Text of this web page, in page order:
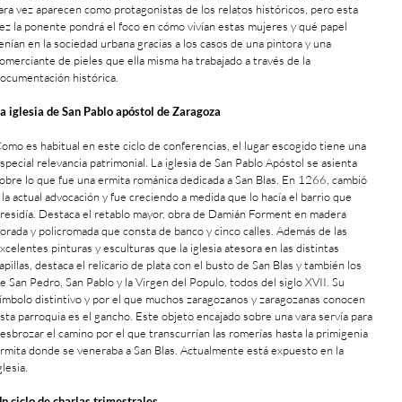
vez aparecen como protagonistas de los relatos históricos, pero esta
la ponente pondrá el foco en cómo vivían estas mujeres y qué papel
en la sociedad urbana gracias a los casos de una pintora y una
de pieles que ella misma ha trabajado a través de la
histórica.
iglesia de San Pablo apóstol de Zaragoza
es habitual en este ciclo de conferencias, el lugar escogido tiene una
relevancia patrimonial. La iglesia de San Pablo Apóstol se asienta
lo que fue una ermita románica dedicada a San Blas. En 1266, cambió
la actual advocación y fue creciendo a medida que lo hacía el barrio que
Destaca el retablo mayor, obra de Damián Forment en madera
y policromada que consta de banco y cinco calles. Además de las
pinturas y esculturas que la iglesia atesora en las distintas
destaca el relicario de plata con el busto de San Blas y también los
San Pedro, San Pablo y la Virgen del Populo, todos del siglo XVII. Su
distintivo y por el que muchos zaragozanos y zaragozanas conocen
parroquia es el gancho. Este objeto encajado sobre una vara servía para
el camino por el que transcurrían las romerías hasta la primigenia
donde se veneraba a San Blas. Actualmente está expuesto en la